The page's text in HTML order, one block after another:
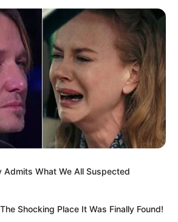
Admits What We All Suspected
Shocking Place It Was Finally Found!